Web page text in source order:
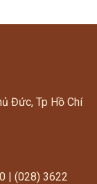
Đức, Tp Hồ Chí
| (028) 3622